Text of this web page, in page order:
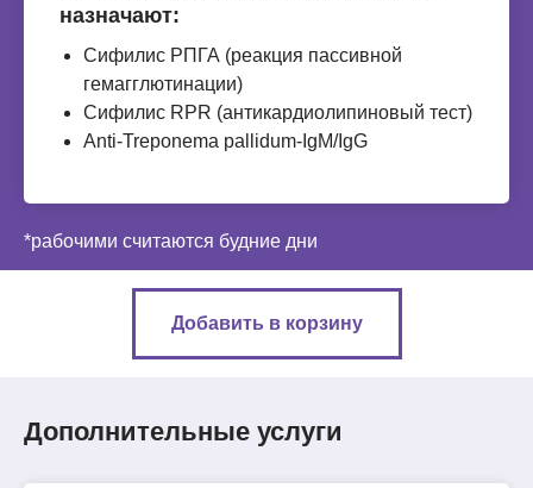
назначают:
Сифилис РПГА (реакция пассивной
гемагглютинации)
Сифилис RPR (антикардиолипиновый тест)
Anti-Treponema pallidum-IgМ/IgG
*рабочими считаются будние дни
Добавить в корзину
Дополнительные услуги